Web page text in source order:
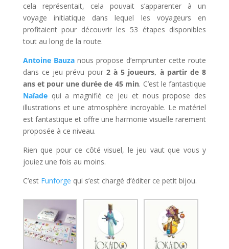
cela représentait, cela pouvait s’apparenter à un
voyage initiatique dans lequel les voyageurs en
profitaient pour découvrir les 53 étapes disponibles
tout au long de la route.
Antoine Bauzanous propose d’emprunter cette route
dans ce jeu prévu pour 2 à 5 joueurs, à partir de 8
ans et pour une durée de 45 min. C’est le fantastique
Naïade qui a magnifié ce jeu et nous propose des
illustrations et une atmosphère incroyable. Le matériel
est fantastique et offre une harmonie visuelle rarement
proposée à ce niveau.
Rien que pour ce côté visuel, le jeu vaut que vous y
jouiez une fois au moins.
C’est Funforge qui s’est chargé d’éditer ce petit bijou.